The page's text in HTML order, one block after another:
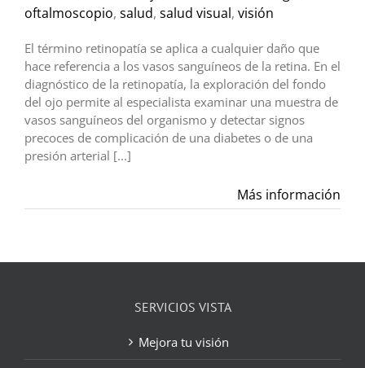
oftalmoscopio, salud, salud visual, visión
El término retinopatía se aplica a cualquier daño que
hace referencia a los vasos sanguíneos de la retina. En el
diagnóstico de la retinopatía, la exploración del fondo
del ojo permite al especialista examinar una muestra de
vasos sanguíneos del organismo y detectar signos
precoces de complicación de una diabetes o de una
presión arterial [...]
Más información
SERVICIOS VISTA
Mejora tu visión